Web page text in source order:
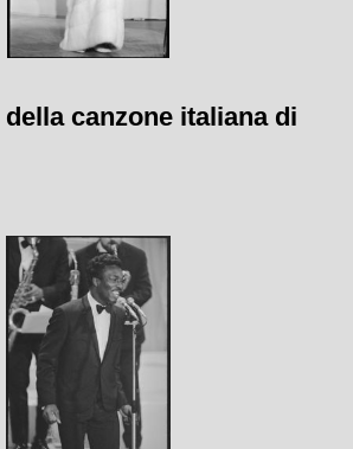
canzone italiana di